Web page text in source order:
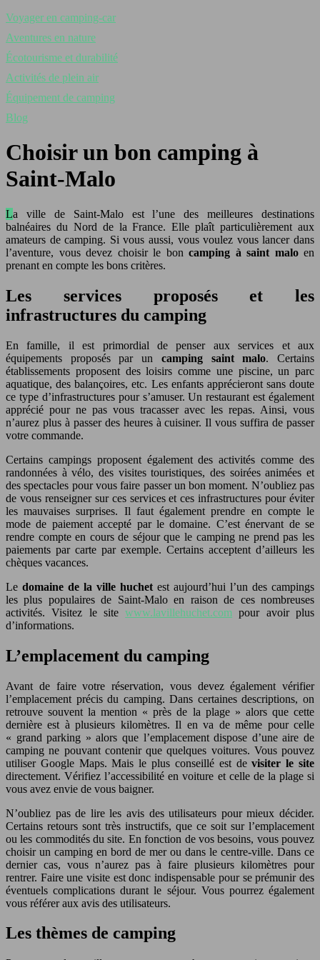
Voyager en camping-car
Aventures en nature
Écotourisme et durabilité
Activités de plein air
Équipement de camping
Blog
Choisir un bon camping à
Saint-Malo
La ville de Saint-Malo est l’une des meilleures destinations
balnéaires du Nord de la France. Elle plaît particulièrement aux
amateurs de camping. Si vous aussi, vous voulez vous lancer dans
l’aventure, vous devez choisir le bon camping à saint maloen
prenant en compte les bons critères.
Les services proposés et les
infrastructures du camping
En famille, il est primordial de penser aux services et aux
équipements proposés par un camping saint malo. Certains
établissements proposent des loisirs comme une piscine, un parc
aquatique, des balançoires, etc. Les enfants apprécieront sans doute
ce type d’infrastructures pour s’amuser. Un restaurant est également
apprécié pour ne pas vous tracasser avec les repas. Ainsi, vous
n’aurez plus à passer des heures à cuisiner. Il vous suffira de passer
votre commande.
Certains campings proposent également des activités comme des
randonnées à vélo, des visites touristiques, des soirées animées et
des spectacles pour vous faire passer un bon moment. N’oubliez pas
de vous renseigner sur ces services et ces infrastructures pour éviter
les mauvaises surprises. Il faut également prendre en compte le
mode de paiement accepté par le domaine. C’est énervant de se
rendre compte en cours de séjour que le camping ne prend pas les
paiements par carte par exemple. Certains acceptent d’ailleurs les
chèques vacances.
Le domaine de la ville huchet est aujourd’hui l’un des campings
les plus populaires de Saint-Malo en raison de ces nombreuses
activités. Visitez le sitewww.lavillehuchet.com pour avoir plus
d’informations.
L’emplacement du camping
Avant de faire votre réservation, vous devez également vérifier
l’emplacement précis du camping. Dans certaines descriptions, on
retrouve souvent la mention « près de la plage » alors que cette
dernière est à plusieurs kilomètres. Il en va de même pour celle
« grand parking » alors que l’emplacement dispose d’une aire de
camping ne pouvant contenir que quelques voitures. Vous pouvez
utiliser Google Maps. Mais le plus conseillé est devisiter le site
directement. Vérifiez l’accessibilité en voiture et celle de la plage si
vous avez envie de vous baigner.
N’oubliez pas de lire les avis des utilisateurs pour mieux décider.
Certains retours sont très instructifs, que ce soit sur l’emplacement
ou les commodités du site. En fonction de vos besoins, vous pouvez
choisir un camping en bord de mer ou dans le centre-ville. Dans ce
dernier cas, vous n’aurez pas à faire plusieurs kilomètres pour
rentrer. Faire une visite est donc indispensable pour se prémunir des
éventuels complications durant le séjour. Vous pourrez également
vous référer aux avis des utilisateurs.
Les thèmes de camping